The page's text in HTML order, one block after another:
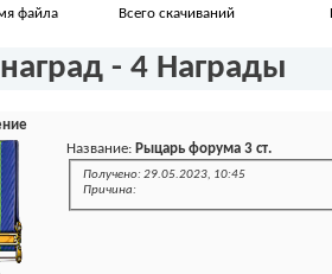
файла Всего скачиваний
- 4 Награды
Название: Рыцарь форума 3 ст.
Получено: 29.05.2023, 10:45
Причина: